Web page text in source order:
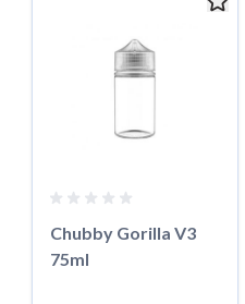
Chubby Gorilla V3
75ml